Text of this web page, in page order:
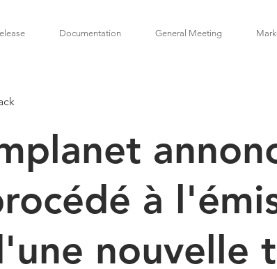
Documentation General Meeting
à
nouvelle